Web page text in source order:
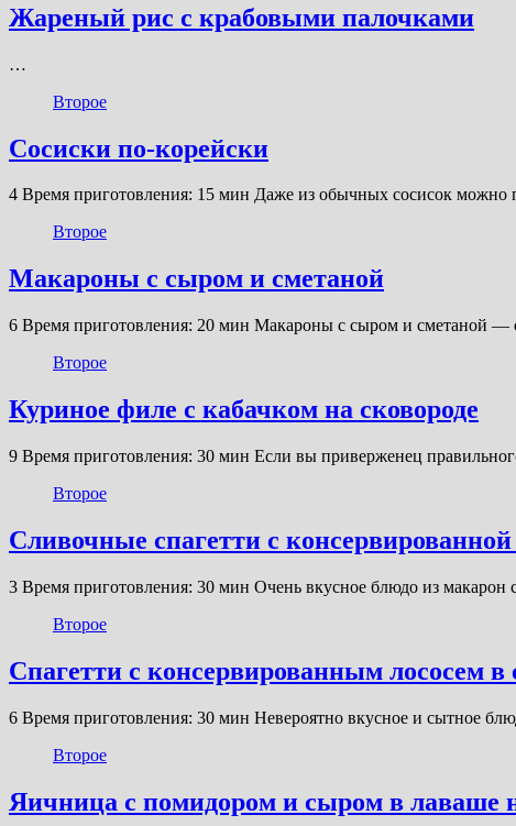
Жареный рис с крабовыми палочками
…
Второе
Сосиски по-корейски
4 Время приготовления: 15 мин Даже из обычных сосисок можно
Второе
Макароны с сыром и сметаной
6 Время приготовления: 20 мин Макароны с сыром и сметаной —
Второе
Куриное филе с кабачком на сковороде
9 Время приготовления: 30 мин Если вы приверженец
Второе
Сливочные спагетти с
3 Время приготовления: 30 мин Очень вкусное блюдо из
Второе
Спагетти с консервированным лососем в
6 Время приготовления: 30 мин Невероятно вкусное и сытное
Второе
Яичница с помидором и сыром в лаваше